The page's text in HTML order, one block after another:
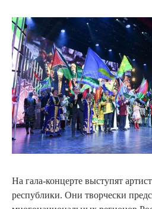
На гала-концерте выступят
республики. Они творчески